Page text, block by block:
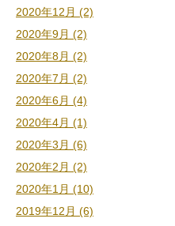
2020年12月 (2)
2020年9月 (2)
2020年8月 (2)
2020年7月 (2)
2020年6月 (4)
2020年4月 (1)
2020年3月 (6)
2020年2月 (2)
2020年1月 (10)
2019年12月 (6)